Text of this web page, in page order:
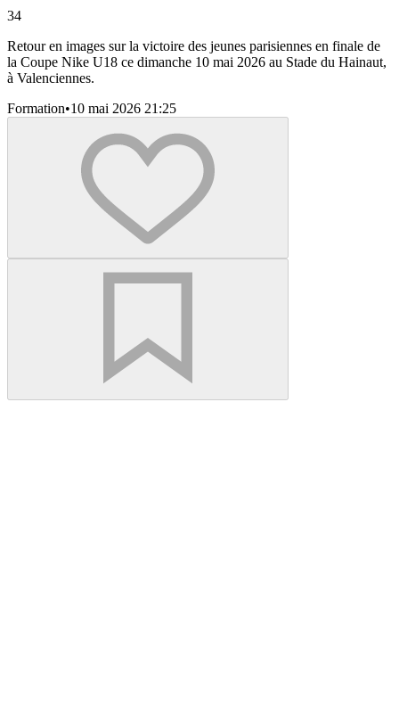
34
Retour en images sur la victoire des jeunes parisiennes en finale de
la Coupe Nike U18 ce dimanche 10 mai 2026 au Stade du Hainaut,
à Valenciennes.
Formation•10 mai 2026 21:25